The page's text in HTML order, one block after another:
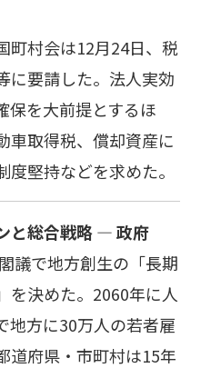
町村会は12月24日、税
に要請した。法人実効
保を大前提とするほ
車取得税、償却資産に
堅持などを求めた。
と総合戦略 ― 政府
議で地方創生の「長期
を決めた。2060年に人
地方に30万人の若者雇
道府県・市町村は15年